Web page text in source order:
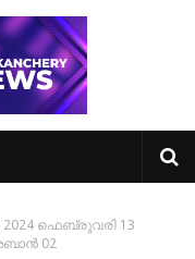
ഫെബ്രുവരി 13
02